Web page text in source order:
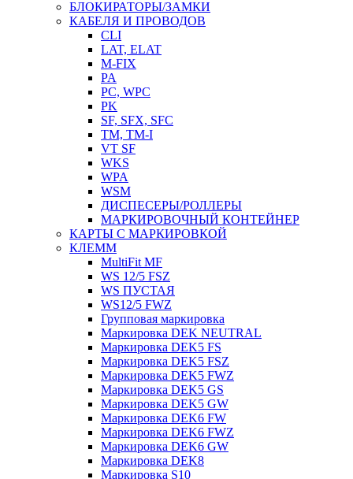
БЛОКИРАТОРЫ/ЗАМКИ
КАБЕЛЯ И ПРОВОДОВ
CLI
LAT, ELAT
M-FIX
PA
PC, WРС
PK
SF, SFX, SFC
TM, TM-I
VT SF
WKS
WPA
WSM
ДИСПЕСЕРЫ/РОЛЛЕРЫ
МАРКИРОВОЧНЫЙ КОНТЕЙНЕР
КАРТЫ С МАРКИРОВКОЙ
КЛЕММ
MultiFit MF
WS 12/5 FSZ
WS ПУСТАЯ
WS12/5 FWZ
Групповая маркировка
Маркировка DEK NEUTRAL
Маркировка DEK5 FS
Маркировка DEK5 FSZ
Маркировка DEK5 FWZ
Маркировка DEK5 GS
Маркировка DEK5 GW
Маркировка DEK6 FW
Маркировка DEK6 FWZ
Маркировка DEK6 GW
Маркировка DEK8
Маркировка S10